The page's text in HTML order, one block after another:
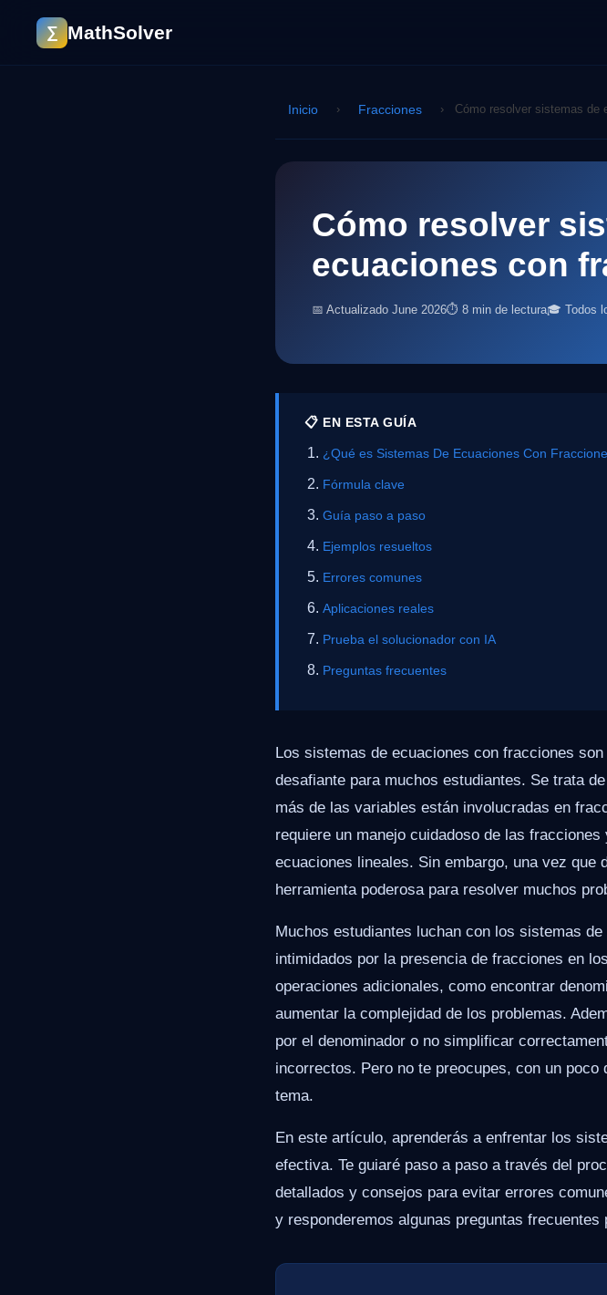
∑ MathSolver
Inicio › Fracciones › Cómo resolver sistemas de
Cómo resolver
ecuaciones con
📅 Actualizado June 2026⏱ 8 min de lectura🎓 Todos
📋 EN ESTA GUÍA
¿Qué es Sistemas De Ecuaciones Con
Fórmula clave
Guía paso a paso
Ejemplos resueltos
Errores comunes
Aplicaciones reales
Prueba el solucionador con IA
Preguntas frecuentes
Los sistemas de ecuaciones con fracciones
desafiante para muchos estudiantes. Se trata
más de las variables están involucradas en
requiere un manejo cuidadoso de las
ecuaciones lineales. Sin embargo, una vez
herramienta poderosa para resolver muchos
Muchos estudiantes luchan con los sistemas
intimidados por la presencia de fracciones en
operaciones adicionales, como encontrar
aumentar la complejidad de los problemas.
por el denominador o no simplificar
incorrectos. Pero no te preocupes, con un
tema.
En este artículo, aprenderás a enfrentar los
efectiva. Te guiaré paso a paso a través del
detallados y consejos para evitar errores
y responderemos algunas preguntas